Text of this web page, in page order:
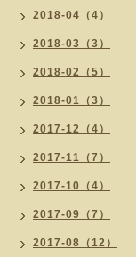
2018-04（4）
2018-03（3）
2018-02（5）
2018-01（3）
2017-12（4）
2017-11（7）
2017-10（4）
2017-09（7）
2017-08（12）